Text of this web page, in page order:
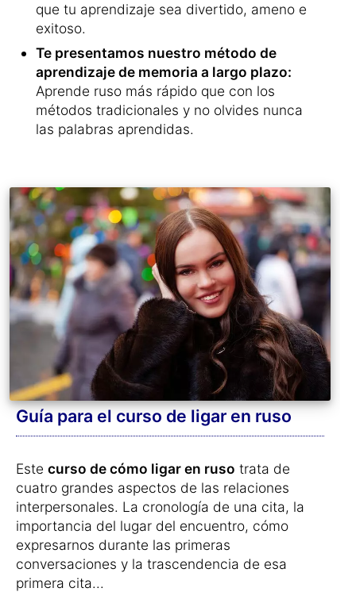
que tu aprendizaje sea divertido, ameno e
exitoso.
Te presentamos nuestro método de
aprendizaje de memoria a largo plazo:
Aprende ruso más rápido que con los
métodos tradicionales y no olvides nunca
las palabras aprendidas.
Guía para el curso de ligar en ruso
Este curso de cómo ligar en ruso trata de
cuatro grandes aspectos de las relaciones
interpersonales. La cronología de una cita, la
importancia del lugar del encuentro, cómo
expresarnos durante las primeras
conversaciones y la trascendencia de esa
primera cita...